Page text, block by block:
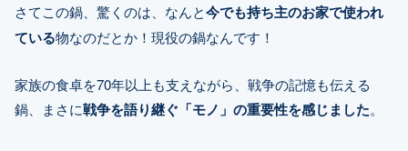
さてこの鍋、驚くのは、なんと今でも持ち主のお家で使われ
ている物なのだとか！現役の鍋なんです！
家族の食卓を70年以上も支えながら、戦争の記憶も伝える
鍋、まさに戦争を語り継ぐ「モノ」の重要性を感じました。